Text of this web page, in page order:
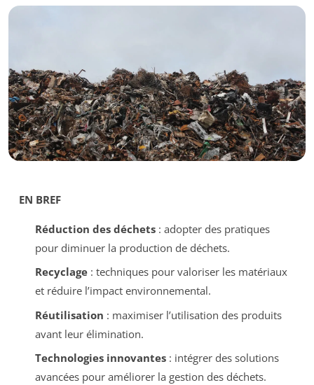
EN BREF
Réduction des déchets: adopter des pratiques
pour diminuer la production de déchets.
Recyclage: techniques pour valoriser les matériaux
et réduire l’impact environnemental.
Réutilisation : maximiser l’utilisation des produits
avant leur élimination.
Technologies innovantes: intégrer des solutions
avancées pour améliorer la gestion des déchets.